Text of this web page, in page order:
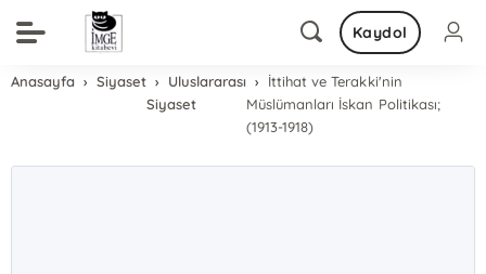
Kaydol
Anasayfa Siyaset
Uluslararası
Siyaset
İttihat ve Terakki'nin
Müslümanları İskan Politikası;
(1913-1918)